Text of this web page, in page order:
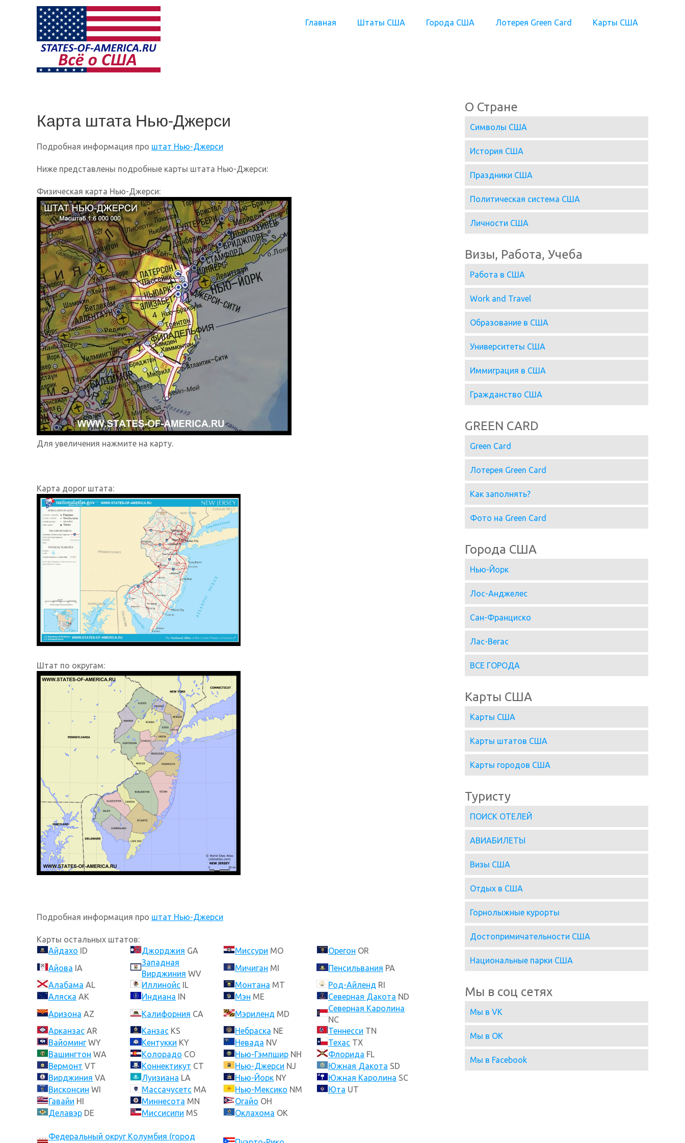
Главная Штаты США Города США Лотерея Green Card Карты США
Карта штата Нью-Джерси
Подробная информация про штат Нью-Джерси
Ниже представлены подробные карты штата Нью-Джерси:
Физическая карта Нью-Джерси:
Для увеличения нажмите на карту.
Карта дорог штата:
Штат по округам:
Подробная информация про штат Нью-Джерси
Карты остальных штатов:
Айдахо ID Джорджия GA Миссури MO Орегон OR
Айова IA
Западная
Вирджиния WV
Мичиган MI Пенсильвания PA
Алабама AL Иллинойс IL Монтана MT Род-Айленд RI
Аляска AK Индиана IN Мэн ME Северная Дакота ND
Аризона AZ Калифорния CA Мэриленд MD
Северная Каролина
NC
Арканзас AR Канзас KS Небраска NE Теннесси TN
Вайоминг WY Кентукки KY Невада NV Техас TX
Вашингтон WA Колорадо CO Нью-Гэмпшир NH Флорида FL
Вермонт VT Коннектикут CT Нью-Джерси NJ Южная Дакота SD
Вирджиния VA Луизиана LA Нью-Йорк NY Южная Каролина SC
Висконсин WI Массачусетс MA Нью-Мексико NM Юта UT
Гавайи HI Миннесота MN Огайо OH
Делавэр DE Миссисипи MS Оклахома OK
Федеральный округ Колумбия (город
О Стране
Символы США
История США
Праздники США
Политическая система США
Личности США
Визы, Работа, Учеба
Работа в США
Work and Travel
Образование в США
Университеты США
Иммиграция в США
Гражданство США
GREEN CARD
Green Card
Лотерея Green Card
Как заполнять?
Фото на Green Card
Города США
Нью-Йорк
Лос-Анджелес
Сан-Франциско
Лас-Вегас
ВСЕ ГОРОДА
Карты США
Карты США
Карты штатов США
Карты городов США
Туристу
ПОИСК ОТЕЛЕЙ
АВИАБИЛЕТЫ
Визы США
Отдых в США
Горнолыжные курорты
Достопримичательности США
Национальные парки США
Мы в соц сетях
Мы в VK
Мы в OK
Мы в Facebook